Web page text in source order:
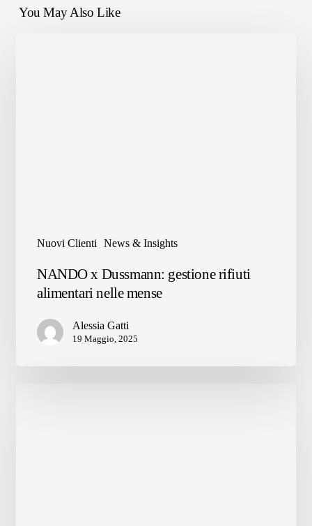
You May Also Like
Nuovi Clienti News & Insights
Dussmann:
rifiuti
alimentari
NANDO x Dussmann: gestione rifiuti
alimentari nelle mense
Alessia Gatti
19 Maggio, 2025